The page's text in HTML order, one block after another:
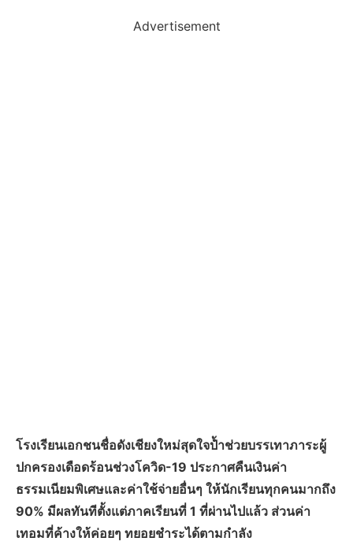
Advertisement
โรงเรียนเอกชนชื่อดังเชียงใหม่สุดใจป้ำช่วยบรรเทาภาระผู้
ปกครองเดือดร้อนช่วงโควิด-19 ประกาศคืนเงินค่า
ธรรมเนียมพิเศษและค่าใช้จ่ายอื่นๆ ให้นักเรียนทุกคนมากถึง
90% มีผลทันทีตั้งแต่ภาคเรียนที่ 1 ที่ผ่านไปแล้ว ส่วนค่า
เทอมที่ค้างให้ค่อยๆ ทยอยชำระได้ตามกำลัง